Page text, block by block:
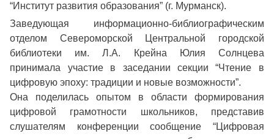
“Институт развития образования” (г. Мурманск).
Заведующая информационно-библиографическим
отделом Североморской Центральной городской
библиотеки им. Л.А. Крейна Юлия Солнцева
принимала участие в заседании секции “Чтение в
цифровую эпоху: традиции и новые возможности”.
Она поделилась опытом в области формирования
цифровой грамотности школьников, представив
слушателям конференции сообщение “Цифровая